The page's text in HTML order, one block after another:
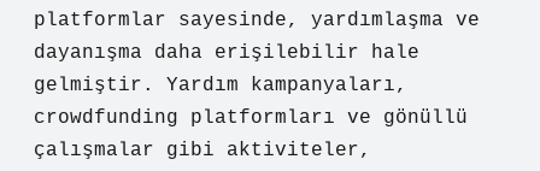
platformlar sayesinde, yardımlaşma ve
dayanışma daha erişilebilir hale
gelmiştir. Yardım kampanyaları,
crowdfunding platformları ve gönüllü
çalışmalar gibi aktiviteler,